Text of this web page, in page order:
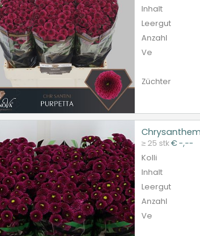
Inhalt
Leergut
Anzahl
Ve
Züchter
≥ 25 stk€ -,--
Kolli
Inhalt
Leergut
Anzahl
Ve
Chrysanthemum (indicum Grp) Traube
U moet ingelogd zijn om te kunnen kopen.